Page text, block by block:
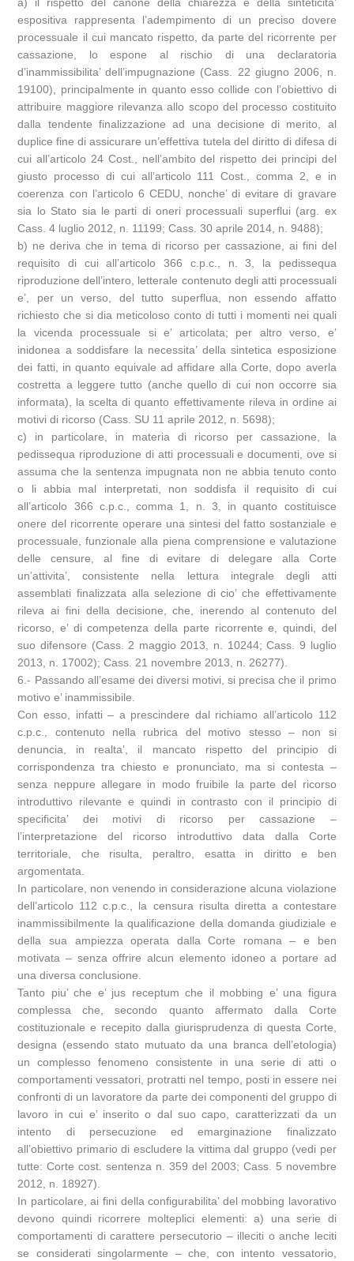
a) il rispetto del canone della chiarezza e della sinteticita’
espositiva rappresenta l’adempimento di un preciso dovere
processuale il cui mancato rispetto, da parte del ricorrente per
cassazione, lo espone al rischio di una declaratoria
d’inammissibilita’ dell’impugnazione (Cass. 22 giugno 2006, n.
19100), principalmente in quanto esso collide con l’obiettivo di
attribuire maggiore rilevanza allo scopo del processo costituito
dalla tendente finalizzazione ad una decisione di merito, al
duplice fine di assicurare un’effettiva tutela del diritto di difesa di
cui all’articolo 24 Cost., nell’ambito del rispetto dei principi del
giusto processo di cui all’articolo 111 Cost., comma 2, e in
coerenza con l’articolo 6 CEDU, nonche’ di evitare di gravare
sia lo Stato sia le parti di oneri processuali superflui (arg. ex
Cass. 4 luglio 2012, n. 11199; Cass. 30 aprile 2014, n. 9488);
b) ne deriva che in tema di ricorso per cassazione, ai fini del
requisito di cui all’articolo 366 c.p.c., n. 3, la pedissequa
riproduzione dell’intero, letterale contenuto degli atti processuali
e’, per un verso, del tutto superflua, non essendo affatto
richiesto che si dia meticoloso conto di tutti i momenti nei quali
la vicenda processuale si e’ articolata; per altro verso, e’
inidonea a soddisfare la necessita’ della sintetica esposizione
dei fatti, in quanto equivale ad affidare alla Corte, dopo averla
costretta a leggere tutto (anche quello di cui non occorre sia
informata), la scelta di quanto effettivamente rileva in ordine ai
motivi di ricorso (Cass. SU 11 aprile 2012, n. 5698);
c) in particolare, in materia di ricorso per cassazione, la
pedissequa riproduzione di atti processuali e documenti, ove si
assuma che la sentenza impugnata non ne abbia tenuto conto
o li abbia mal interpretati, non soddisfa il requisito di cui
all’articolo 366 c.p.c., comma 1, n. 3, in quanto costituisce
onere del ricorrente operare una sintesi del fatto sostanziale e
processuale, funzionale alla piena comprensione e valutazione
delle censure, al fine di evitare di delegare alla Corte
un’attivita’, consistente nella lettura integrale degli atti
assemblati finalizzata alla selezione di cio’ che effettivamente
rileva ai fini della decisione, che, inerendo al contenuto del
ricorso, e’ di competenza della parte ricorrente e, quindi, del
suo difensore (Cass. 2 maggio 2013, n. 10244; Cass. 9 luglio
2013, n. 17002); Cass. 21 novembre 2013, n. 26277).
6.- Passando all’esame dei diversi motivi, si precisa che il primo
motivo e’ inammissibile.
Con esso, infatti – a prescindere dal richiamo all’articolo 112
c.p.c., contenuto nella rubrica del motivo stesso – non si
denuncia, in realta’, il mancato rispetto del principio di
corrispondenza tra chiesto e pronunciato, ma si contesta –
senza neppure allegare in modo fruibile la parte del ricorso
introduttivo rilevante e quindi in contrasto con il principio di
specificita’ dei motivi di ricorso per cassazione –
l’interpretazione del ricorso introduttivo data dalla Corte
territoriale, che risulta, peraltro, esatta in diritto e ben
argomentata.
In particolare, non venendo in considerazione alcuna violazione
dell’articolo 112 c.p.c., la censura risulta diretta a contestare
inammissibilmente la qualificazione della domanda giudiziale e
della sua ampiezza operata dalla Corte romana – e ben
motivata – senza offrire alcun elemento idoneo a portare ad
una diversa conclusione.
Tanto piu’ che e’ jus receptum che il mobbing e’ una figura
complessa che, secondo quanto affermato dalla Corte
costituzionale e recepito dalla giurisprudenza di questa Corte,
designa (essendo stato mutuato da una branca dell’etologia)
un complesso fenomeno consistente in una serie di atti o
comportamenti vessatori, protratti nel tempo, posti in essere nei
confronti di un lavoratore da parte dei componenti del gruppo di
lavoro in cui e’ inserito o dal suo capo, caratterizzati da un
intento di persecuzione ed emarginazione finalizzato
all’obiettivo primario di escludere la vittima dal gruppo (vedi per
tutte: Corte cost. sentenza n. 359 del 2003; Cass. 5 novembre
2012, n. 18927).
In particolare, ai fini della configurabilita’ del mobbing lavorativo
devono quindi ricorrere molteplici elementi: a) una serie di
comportamenti di carattere persecutorio – illeciti o anche leciti
se considerati singolarmente – che, con intento vessatorio,